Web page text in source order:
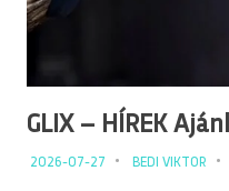
GLIX – HÍREK
2026-07-27 BEDI VIKTOR